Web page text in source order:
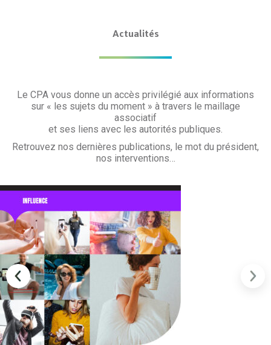
Actualités
Le CPA vous donne un accès privilégié aux informations
sur « les sujets du moment » à travers le maillage
associatif
et ses liens avec les autorités publiques.
Retrouvez nos dernières publications, le mot du président,
nos interventions…